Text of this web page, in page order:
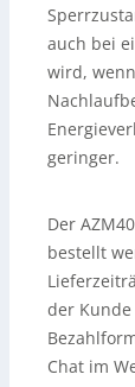
auch bei
wird,
geringer.
Der
bestellt
der
Chat im